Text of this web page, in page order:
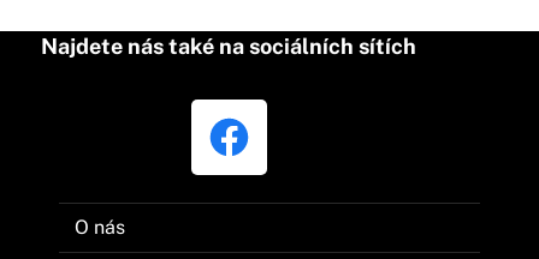
Najdete nás také na sociálních sítích
O nás